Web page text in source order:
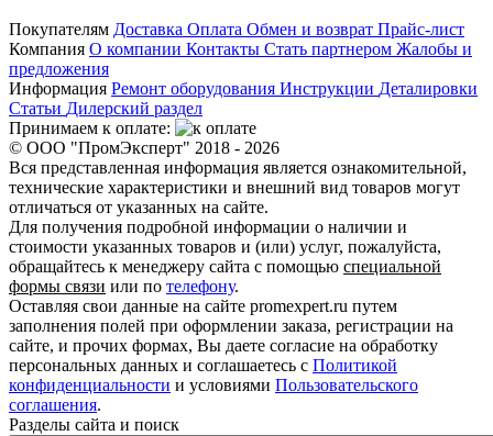
Покупателям Доставка Оплата Обмен и возврат Прайс-лист
Компания О компании Контакты Стать партнером Жалобы и
предложения
Информация Ремонт оборудования Инструкции Деталировки
Статьи Дилерский раздел
Принимаем к оплате:
© ООО "ПромЭксперт" 2018 - 2026
Вся представленная информация является ознакомительной,
технические характеристики и внешний вид товаров могут
отличаться от указанных на сайте.
Для получения подробной информации о наличии и
стоимости указанных товаров и (или) услуг, пожалуйста,
обращайтесь к менеджеру сайта с помощью специальной
формы связи или по телефону.
Оставляя свои данные на сайте promexpert.ru путем
заполнения полей при оформлении заказа, регистрации на
сайте, и прочих формах, Вы даете согласие на обработку
персональных данных и соглашаетесь с Политикой
конфиденциальности и условиями Пользовательского
соглашения.
Разделы сайта и поиск